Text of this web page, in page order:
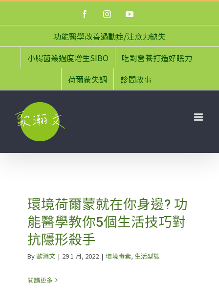
FacebookInstagramYouTube
功能醫學改善過動症/注意力缺失
小腸菌叢過度增生SIBO
吃對營養打造好眠力
荷爾蒙失調
診間故事
環境荷爾蒙就在你身邊? 功
能醫學教你5個生活技巧對
抗隱形殺手
By歐瀚文 | 29 1 月, 2022 | 環境毒素, 生活型態
閱讀更多